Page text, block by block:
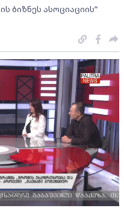
ბიზნეს ასოციაციის”